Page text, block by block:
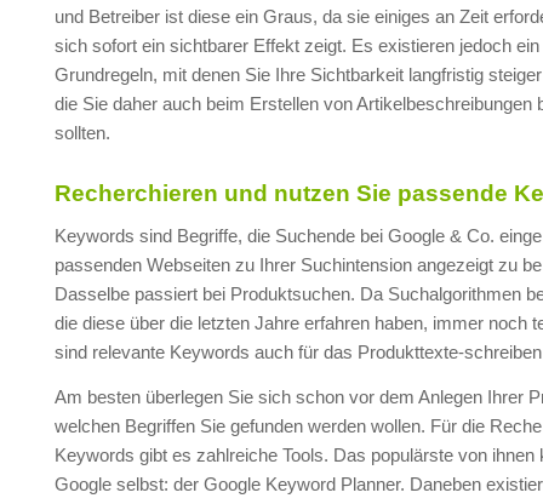
und Betreiber ist diese ein Graus, da sie einiges an Zeit
sich sofort ein sichtbarer Effekt zeigt. Es existieren jedoch
Grundregeln, mit denen Sie Ihre Sichtbarkeit langfristig
die Sie daher auch beim Erstellen von Artikelbeschreibungen
sollten.
Recherchieren und nutzen Sie passende
Keywords sind Begriffe, die Suchende bei Google & Co.
passenden Webseiten zu Ihrer Suchintension angezeigt zu
Dasselbe passiert bei Produktsuchen. Da Suchalgorithmen
die diese über die letzten Jahre erfahren haben, immer noch
sind relevante Keywords auch für das Produkttexte-
Am besten überlegen Sie sich schon vor dem Anlegen Ihrer
welchen Begriffen Sie gefunden werden wollen. Für die
Keywords gibt es zahlreiche Tools. Das populärste von ihnen
Google selbst: der Google Keyword Planner. Daneben